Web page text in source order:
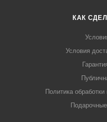
КАК
Условия
Политика